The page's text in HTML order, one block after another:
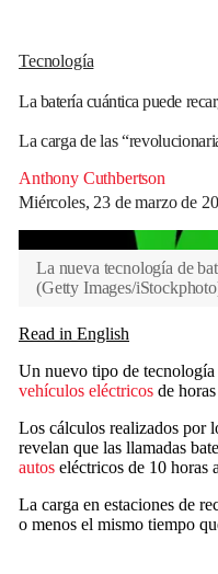
Tecnología
La batería cuántica puede
La carga de las
Anthony Cuthbertson
Miércoles, 23 de marzo de
La nueva tecnología de
(Getty Images/iStockphoto
Read in English
Un nuevo tipo de tecnología
vehículos eléctricos de
Los cálculos realizados por
revelan que las llamadas
autos eléctricos de 10 horas
La carga en estaciones de
o menos el mismo tiempo